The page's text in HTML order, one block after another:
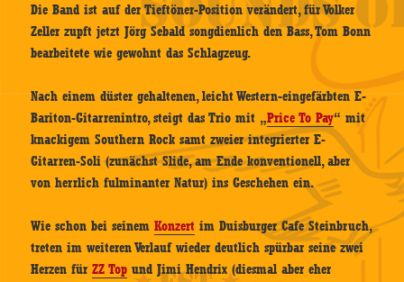
Die Band ist auf der Tieftöner-Position verändert, für Volker
Zeller zupft jetzt Jörg Sebald songdienlich den Bass, Tom Bonn
bearbeitete wie gewohnt das Schlagzeug.
Nach einem düster gehaltenen, leicht Western-eingefärbten E-
Bariton-Gitarrenintro, steigt das Trio mit „Price To Pay“ mit
knackigem Southern Rock samt zweier integrierter E-
Gitarren-Soli (zunächst Slide, am Ende konventionell, aber
von herrlich fulminanter Natur) ins Geschehen ein.
Wie schon bei seinemKonzert im Duisburger Cafe Steinbruch,
treten im weiteren Verlauf wieder deutlich spürbar seine zwei
Herzen fürZZ Top und Jimi Hendrix (diesmal aber eher